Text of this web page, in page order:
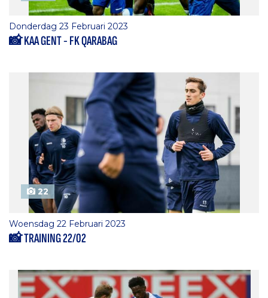
Donderdag 23 Februari 2023
📸 KAA GENT - FK QARABAG
22
Woensdag 22 Februari 2023
📸 TRAINING 22/02